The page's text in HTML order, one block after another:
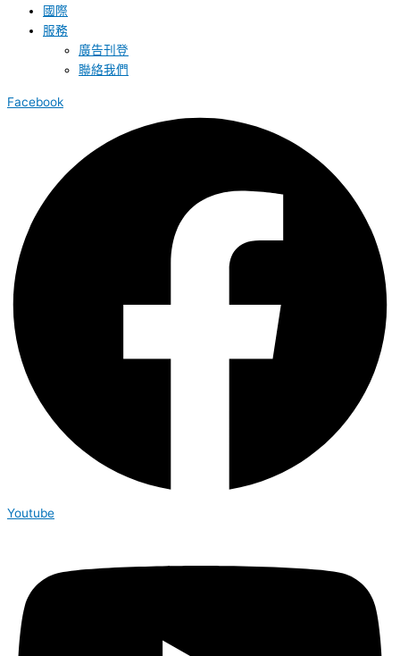
國際
服務
廣告刊登
聯絡我們
Facebook
Youtube